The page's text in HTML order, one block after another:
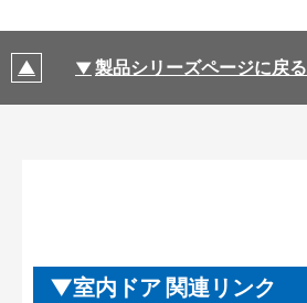
製品シリーズページに戻る
室内ドア 関連リンク